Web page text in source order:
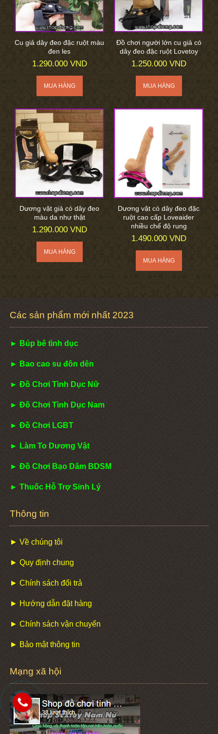
Cu giả dây đeo đặc ruột màu
đen les
1.290.000 VND
Đồ chơi người lớn cu giả có
dây đeo đặc ruột Lovetoy
1.250.000 VND
Dương vật giả có dây đeo
màu da như thật
1.290.000 VND
Dương vật có dây đeo đặc
ruột cao cấp Loveaider
nhiều chế độ rung
1.490.000 VND
Các sản phẩm mới nhất 2023
► Búp bê tình dục
► Bao cao su đôn dên
► Đồ Chơi Tình Dục Nữ
► Đồ Chơi Tình Dục Nam
► Đồ Chơi LGBT
► Làm To Dương Vật
► Đồ Chơi Bạo Dâm BDSM
► Thuốc Hỗ Trợ Sinh Lý
Thông tin
► Về chúng tôi
► Quy định chung
► Chính sách đổi trả
► Hướng dẫn đặt hàng
► Chính sách vận chuyển
► Bảo mật thông tin
Mạng xã hội